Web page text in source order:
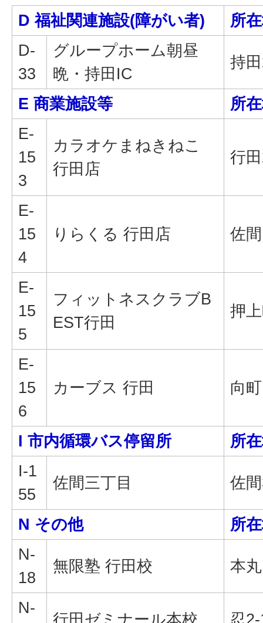
D 福祉関連施設(障がい者)
所
D-
33
グループホーム朝昼
晩・持田IC
持
E 商業施設等
所
E-
15
3
カラオケまねきねこ
行田店
行
E-
15
4
りらくる 行田店 佐
E-
15
5
フィットネスクラブB
EST行田
押
E-
15
6
カーブス 行田 向
I 市内循環バス停留所
所
I-1
55
佐間三丁目 佐
N その他
所
N-
18
無限塾 行田校 本
N-
行田ゼミナール本校 忍